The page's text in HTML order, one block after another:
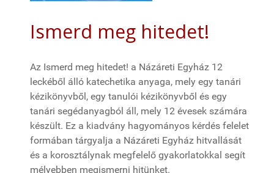
Ismerd meg hitedet!
Az Ismerd meg hitedet! a Názáreti Egyház 12
leckéből álló katechetika anyaga, mely egy tanári
kézikönyvből, egy tanulói kézikönyvből és egy
tanári segédanyagból áll, mely 12 évesek számára
készült. Ez a kiadvány hagyományos kérdés felelet
formában tárgyalja a Názáreti Egyház hitvallását
és a korosztálynak megfelelő gyakorlatokkal segít
mélyebben megismerni hitünket.